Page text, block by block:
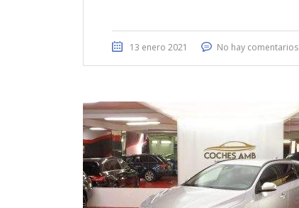
13 enero 2021 No hay comentarios